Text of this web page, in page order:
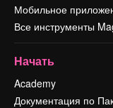
Мобильное
Все инструменты
Начать
Academy
Документация по